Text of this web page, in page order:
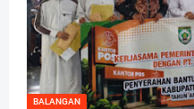
BALANGAN